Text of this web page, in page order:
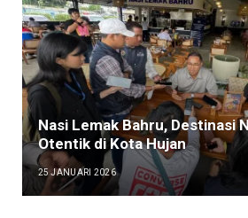
Nasi Lemak Bahru, Destinasi
Otentik di Kota Hujan
25 JANUARI 2026